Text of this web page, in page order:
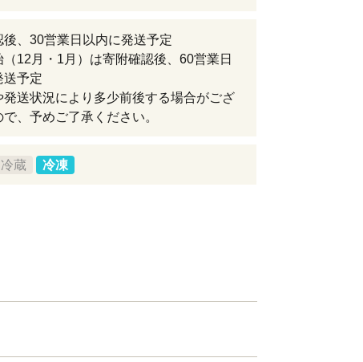
後、30営業日以内に発送予定
（12月・1月）は寄附確認後、60営業日
送予定
送状況により多少前後する場合がござ
、予めご了承ください。
冷蔵 冷凍